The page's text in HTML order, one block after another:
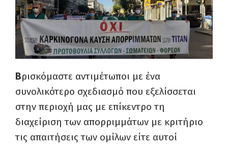
Βρισκόμαστε αντιμέτωποι με ένα
συνολικότερο σχεδιασμό που εξελίσσεται
στην περιοχή μας με επίκεντρο τη
διαχείριση των απορριμμάτων με κριτήριο
τις απαιτήσεις των ομίλων είτε αυτοί